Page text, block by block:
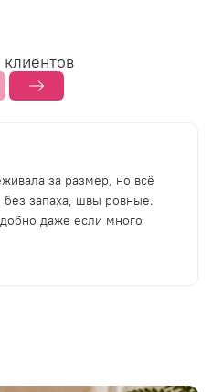
за размер, но всё
без запаха, швы ровные.
даже если много